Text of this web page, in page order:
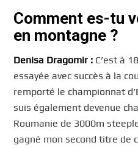
Comment es-tu
en montagne ?
Denisa Dragomir : C’est à
essayée avec succès à la
remporté le championnat
suis également devenue
Roumanie de 3000m
gagné mon second titre de